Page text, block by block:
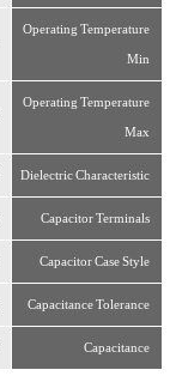
Operating Temperature
Min
Operating Temperature
Max
Dielectric Characteristic
Capacitor Terminals
Capacitor Case Style
Capacitance Tolerance
Capacitance